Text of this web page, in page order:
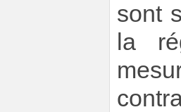
sont
la